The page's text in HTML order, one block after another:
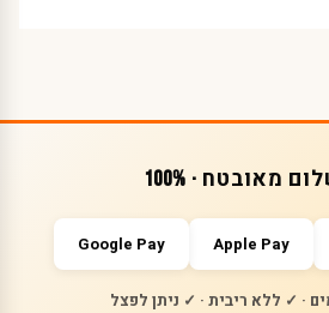
מאובטח · 100%
Apple Pay
Google Pay